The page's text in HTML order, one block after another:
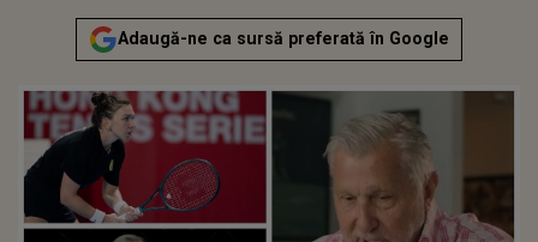
Adaugă-ne ca sursă preferată în Google